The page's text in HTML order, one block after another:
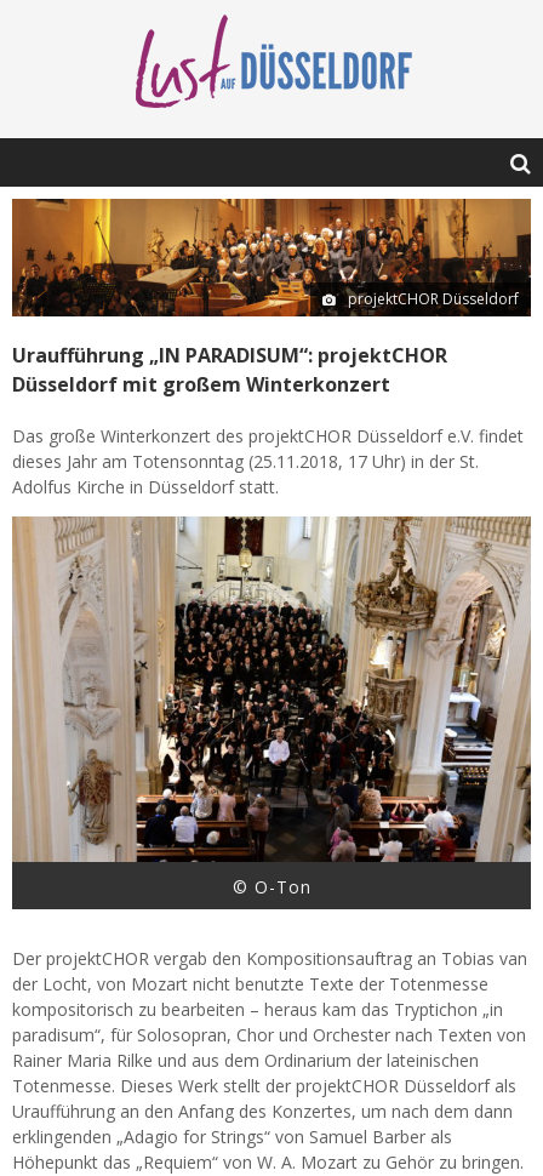
projektCHOR Düsseldorf
Uraufführung „IN PARADISUM“: projektCHOR
Düsseldorf mit großem Winterkonzert
Das große Winterkonzert des projektCHOR Düsseldorf e.V. findet
dieses Jahr am Totensonntag (25.11.2018, 17 Uhr) in der St.
Adolfus Kirche in Düsseldorf statt.
© O-Ton
Der projektCHOR vergab den Kompositionsauftrag an Tobias van
der Locht, von Mozart nicht benutzte Texte der Totenmesse
kompositorisch zu bearbeiten – heraus kam das Tryptichon „in
paradisum“, für Solosopran, Chor und Orchester nach Texten von
Rainer Maria Rilke und aus dem Ordinarium der lateinischen
Totenmesse. Dieses Werk stellt der projektCHOR Düsseldorf als
Uraufführung an den Anfang des Konzertes, um nach dem dann
erklingenden „Adagio for Strings“ von Samuel Barber als
Höhepunkt das „Requiem“ von W. A. Mozart zu Gehör zu bringen.